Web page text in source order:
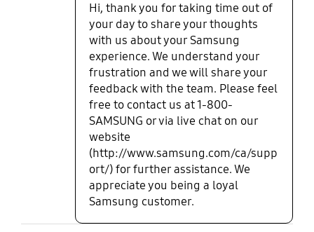
Hi, thank you for taking time out of
your day to share your thoughts
with us about your Samsung
experience. We understand your
frustration and we will share your
feedback with the team. Please feel
free to contact us at 1-800-
SAMSUNG or via live chat on our
website
(http://www.samsung.com/ca/supp
ort/) for further assistance. We
appreciate you being a loyal
Samsung customer.